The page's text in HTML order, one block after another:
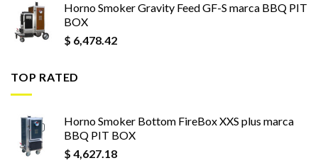
Horno Smoker Gravity Feed GF-S marca BBQ PIT
BOX
$ 6,478.42
TOP RATED
Horno Smoker Bottom FireBox XXS plus marca
BBQ PIT BOX
$ 4,627.18